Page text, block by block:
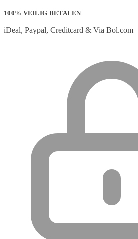
100% VEILIG BETALEN
iDeal, Paypal, Creditcard & Via Bol.com